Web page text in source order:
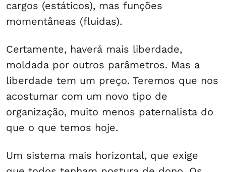
cargos (estáticos), mas funções
momentâneas (fluidas).
Certamente, haverá mais liberdade,
moldada por outros parâmetros. Mas a
liberdade tem um preço. Teremos que nos
acostumar com um novo tipo de
organização, muito menos paternalista do
que o que temos hoje.
Um sistema mais horizontal, que exige